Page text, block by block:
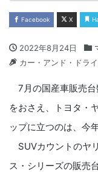
Facebook X
2022年8月24日
カー・アンド・ドラ
7月の国産車販売台
をおさえ、トヨタ・
ップに立つのは、今
SUVカウントのヤ
ス・シリーズの販売